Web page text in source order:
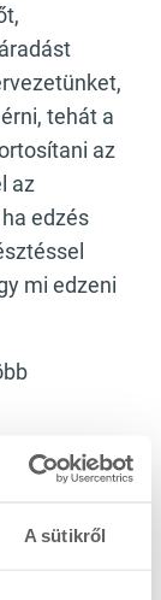
A sütikről
tehát a
az
az
edzés
mi edzeni